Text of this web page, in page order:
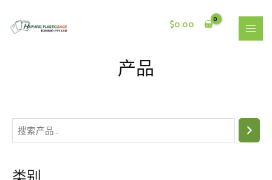
$0.00
主
产品
搜
索
类别